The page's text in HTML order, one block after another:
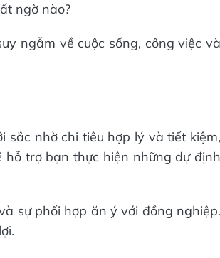
ngờ nào?
ngẫm về cuộc sống, công việc và
sắc nhờ chi tiêu hợp lý và tiết
hỗ trợ bạn thực hiện những dự định
sự phối hợp ăn ý với đồng nghiệp.